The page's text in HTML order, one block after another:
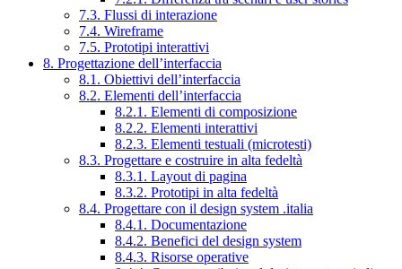
7.3. Flussi di interazione
7.4. Wireframe
7.5. Prototipi interattivi
8. Progettazione dell’interfaccia
8.1. Obiettivi dell’interfaccia
8.2. Elementi dell’interfaccia
8.2.1. Elementi di composizione
8.2.2. Elementi interattivi
8.2.3. Elementi testuali (microtesti)
8.3. Progettare e costruire in alta fedeltà
8.3.1. Layout di pagina
8.3.2. Prototipi in alta fedeltà
8.4. Progettare con il design system .italia
8.4.1. Documentazione
8.4.2. Benefici del design system
8.4.3. Risorse operative